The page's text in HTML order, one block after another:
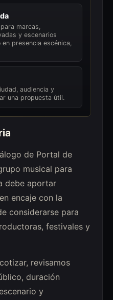
marcas,
y escenarios
presencia escénica,
audiencia y
una propuesta útil.
de Portal de
musical para
debe aportar
encaje con la
considerarse para
festivales y
revisamos
duración
y